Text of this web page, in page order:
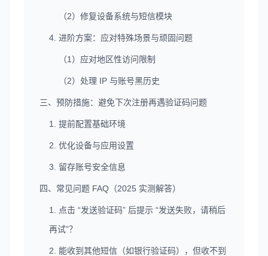
（2）修复设备系统与短信模块
4. 进阶方案：应对特殊场景与顽固问题
（1）应对地区性访问限制
（2）处理 IP 与账号黑历史
三、预防措施：避免下次注册再遇验证码问题
1. 提前配置基础环境
2. 优化设备与应用设置
3. 留存账号安全信息
四、常见问题 FAQ（2025 实测解答）
1. 点击 “发送验证码” 后提示 “发送失败，请稍后
再试”？
2. 能收到其他短信（如银行验证码），但收不到